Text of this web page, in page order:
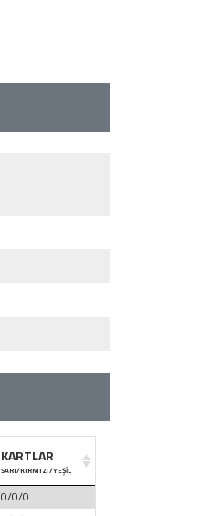
KARTLAR
SARI/KIRMIZI/YEŞİL
0/0/0